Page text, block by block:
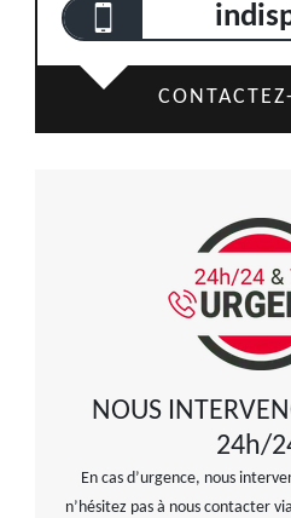
NOUS
24h/
En cas d’urgence, nous
n’hésitez pas à nous contacter